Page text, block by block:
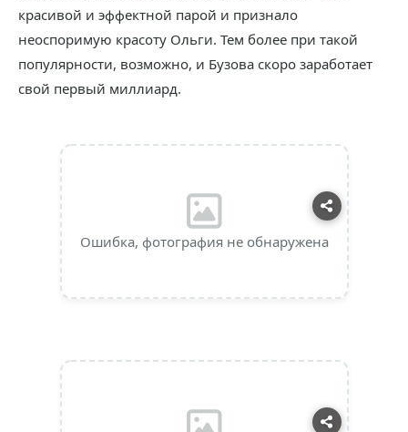
красивой и эффектной парой и признало
неоспоримую красоту Ольги. Тем более при такой
популярности, возможно, и Бузова скоро заработает
свой первый миллиард.
Ошибка, фотография не обнаружена